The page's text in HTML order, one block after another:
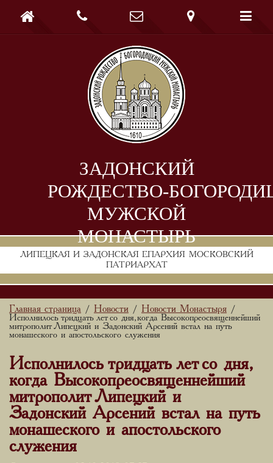
ЗАДОНСКИЙ
РОЖДЕСТВО-
МУЖСКОЙ
МОНАСТЫРЬ
ЛИПЕЦКАЯ И ЗАДОНСКАЯ ЕПАРХИЯ МОСКОВСКИЙ
ПАТРИАРХАТ
    
Главная страница / Новости / Новости Монастыря /
Исполнилось тридцать лет со дня, когда Высокопреосвященнейший
митрополит Липецкий и Задонский Арсений встал на путь
монашеского и апостольского служения
Исполнилось тридцать лет со дня,
когда Высокопреосвященнейший
митрополит Липецкий и
Задонский Арсений встал на путь
монашеского и апостольского
служения